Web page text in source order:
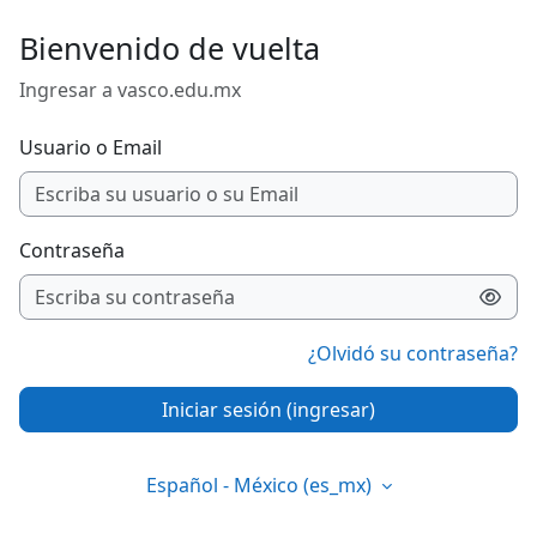
Bienvenido de vuelta
Ingresar a vasco.edu.mx
Usuario o Email
Contraseña
¿Olvidó su contraseña?
Iniciar sesión (ingresar)
Español - México ‎(es_mx)‎